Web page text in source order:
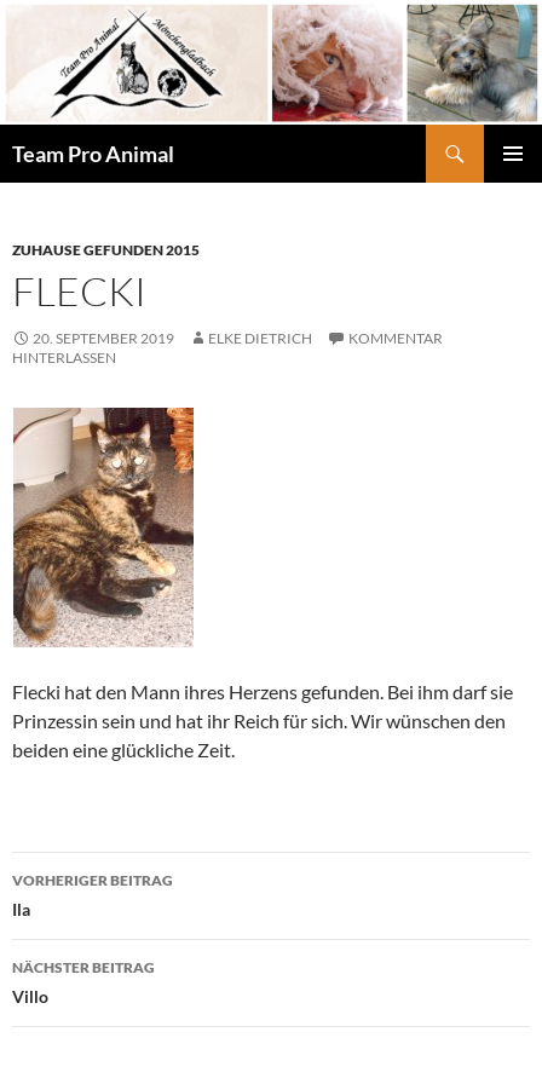
springen
Team Pro Animal
ZUHAUSE GEFUNDEN 2015
FLECKI
20. SEPTEMBER 2019 ELKE DIETRICH
KOMMENTAR
HINTERLASSEN
Flecki hat den Mann ihres Herzens gefunden. Bei ihm darf sie
Prinzessin sein und hat ihr Reich für sich. Wir wünschen den
beiden eine glückliche Zeit.
Beitragsnavigation
VORHERIGER BEITRAG
Ila
NÄCHSTER BEITRAG
Villo